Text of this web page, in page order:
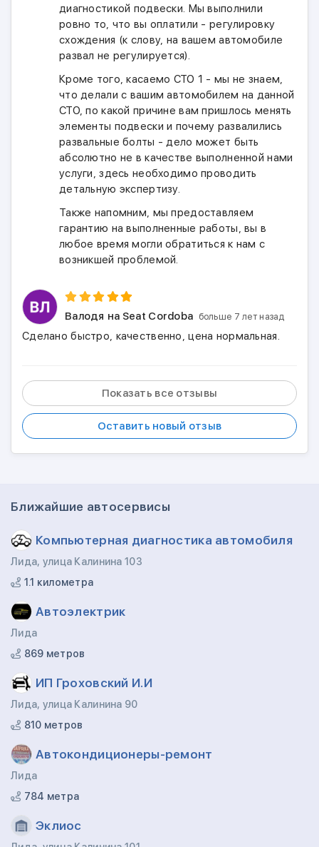
диагностикой подвески. Мы выполнили
ровно то, что вы оплатили - регулировку
схождения (к слову, на вашем автомобиле
развал не регулируется).
Кроме того, касаемо СТО 1 - мы не знаем,
что делали с вашим автомобилем на данной
СТО, по какой причине вам пришлось менять
элементы подвески и почему развалились
развальные болты - дело может быть
абсолютно не в качестве выполненной нами
услуги, здесь необходимо проводить
детальную экспертизу.
Также напомним, мы предоставляем
гарантию на выполненные работы, вы в
любое время могли обратиться к нам с
возникшей проблемой.
Валодя на Seat Cordoba больше 7 лет назад
Сделано быстро, качественно, цена нормальная.
Показать все отзывы
Оставить новый отзыв
Ближайшие автосервисы
Компьютерная диагностика автомобиля
Лида, улица Калинина 103
1.1 километра
Автоэлектрик
Лида
869 метров
ИП Гроховский И.И
Лида, улица Калинина 90
810 метров
Автокондиционеры-ремонт
Лида
784 метра
Эклиос